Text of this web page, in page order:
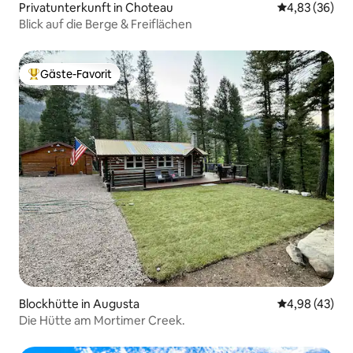
Privatunterkunft in Choteau
4,83 (36)
Blick auf die Berge & Freiflächen
Beliebter Gäste-Favorit.
Gäste-Favorit
Blockhütte in Augusta
4,98 (43)
Die Hütte am Mortimer Creek.